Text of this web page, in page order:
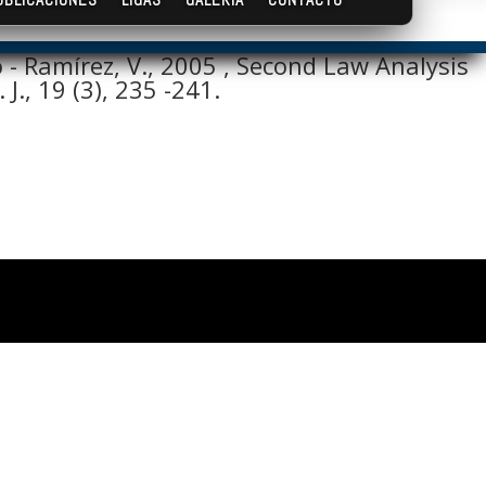
Ramírez, V., 2005 , Second Law Analysis
19 (3), 235 -241.